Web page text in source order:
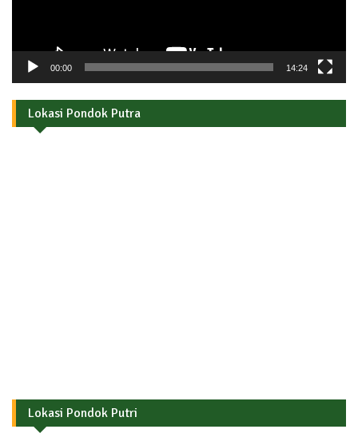
00:00 14:24
Lokasi Pondok Putra
Lokasi Pondok Putri